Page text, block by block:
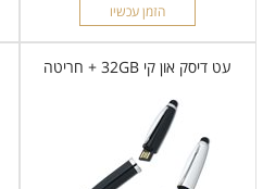
הזמן עכשיו
עט דיסק און קי 32GB + חריטה